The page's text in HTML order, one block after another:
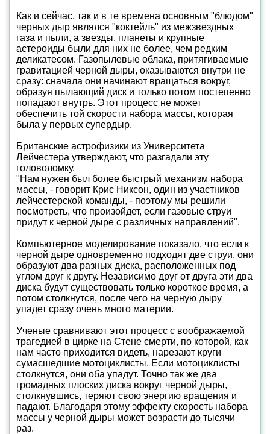
Как и сейчас, так и в те времена основным "блюдом"
черных дыр являлся "коктейль" из межзвездных
газа и пыли, а звезды, планеты и крупные
астероиды были для них не более, чем редким
деликатесом. Газопылевые облака, притягиваемые
гравитацией черной дыры, оказываются внутри не
сразу: сначала они начинают вращаться вокруг,
образуя пылающий диск и только потом постепенно
попадают внутрь. Этот процесс не может
обеспечить той скорости набора массы, которая
была у первых супердыр.
Британские астрофизики из Университета
Лейчестера утверждают, что разгадали эту
головоломку.
"Нам нужен был более быстрый механизм набора
массы, - говорит Крис Никсон, один из участников
лейчестерской команды, - поэтому мы решили
посмотреть, что произойдет, если газовые струи
придут к черной дыре с различных направлений".
Компьютерное моделирование показало, что если к
черной дыре одновременно подходят две струи, они
образуют два разных диска, расположенных под
углом друг к другу. Независимо друг от друга эти два
диска будут существовать только короткое время, а
потом столкнутся, после чего на черную дыру
упадет сразу очень много материи.
Ученые сравнивают этот процесс с воображаемой
трагедией в цирке на Стене смерти, по которой, как
нам часто приходится видеть, нарезают круги
сумасшедшие мотоциклисты. Если мотоциклисты
столкнутся, они оба упадут. Точно так же два
громадных плоских диска вокруг черной дыры,
столкнувшись, теряют свою энергию вращения и
падают. Благодаря этому эффекту скорость набора
массы у черной дыры может возрасти до тысячи
раз.